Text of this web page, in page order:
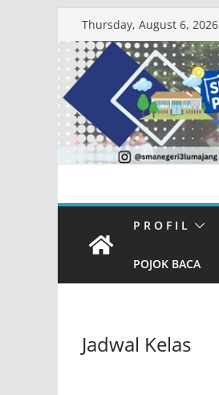
to
content
Thursday, August 6, 2026
P R O F I L
POJOK BACA
Jadwal Kelas